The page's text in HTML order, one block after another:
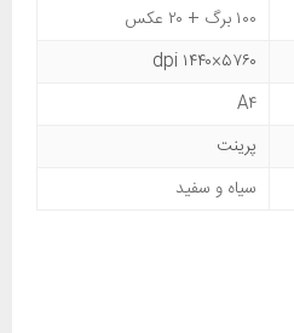
۱۰۰ برگ + ۲۰ عکس
۵۷۶۰×۱۴۴۰ dpi
A۴
پرینت
سیاه و سفید